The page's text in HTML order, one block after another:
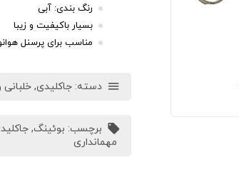
رنگ بندی: آبی
بسيار باکیفیت و زیبا
مناسب برای پرسنل
دسته: جاکلیدی, خلبانی
برچسب: بوئینگ,
مهمانداری